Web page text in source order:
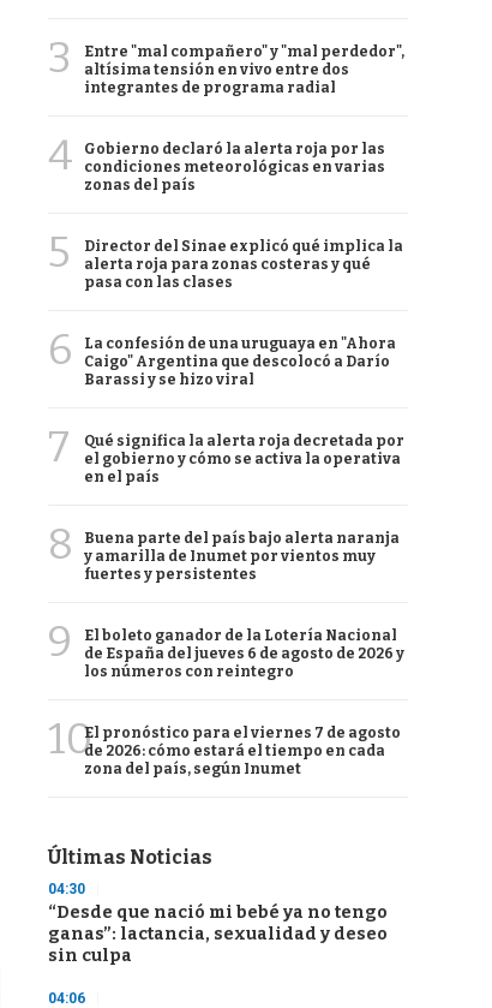
3
Entre "mal compañero" y "mal perdedor",
altísima tensión en vivo entre dos
integrantes de programa radial
4
Gobierno declaró la alerta roja por las
condiciones meteorológicas en varias
zonas del país
5
Director del Sinae explicó qué implica la
alerta roja para zonas costeras y qué
pasa con las clases
6
La confesión de una uruguaya en "Ahora
Caigo" Argentina que descolocó a Darío
Barassi y se hizo viral
7
Qué significa la alerta roja decretada por
el gobierno y cómo se activa la operativa
en el país
8
Buena parte del país bajo alerta naranja
y amarilla de Inumet por vientos muy
fuertes y persistentes
9
El boleto ganador de la Lotería Nacional
de España del jueves 6 de agosto de 2026 y
los números con reintegro
10El pronóstico para el viernes 7 de agosto
de 2026: cómo estará el tiempo en cada
zona del país, según Inumet
Últimas Noticias
04:30
“Desde que nació mi bebé ya no tengo
ganas”: lactancia, sexualidad y deseo
sin culpa
04:06